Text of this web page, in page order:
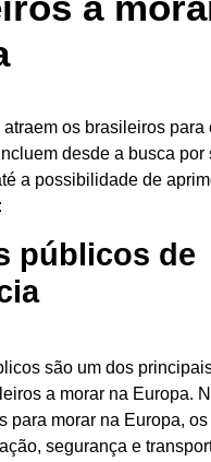
os brasileiros para
desde a busca
a possibilidade de
públicos de
são um dos
a morar na Europa.
para morar na Europa,
segurança e